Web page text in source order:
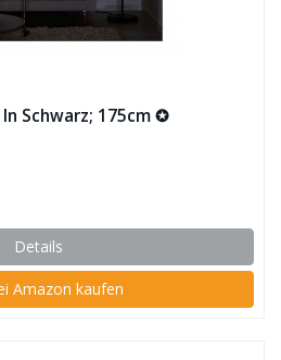
Schwarz; 175cm ✪
Details
Amazon kaufen